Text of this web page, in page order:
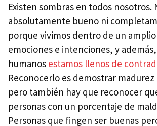
Existen sombras en todos nosotros.
absolutamente bueno ni
porque vivimos dentro de un
emociones e intenciones, y
humanos estamos llenos de
Reconocerlo es demostrar
pero también hay que reconocer
personas con un porcentaje de
Personas que fingen ser buenas